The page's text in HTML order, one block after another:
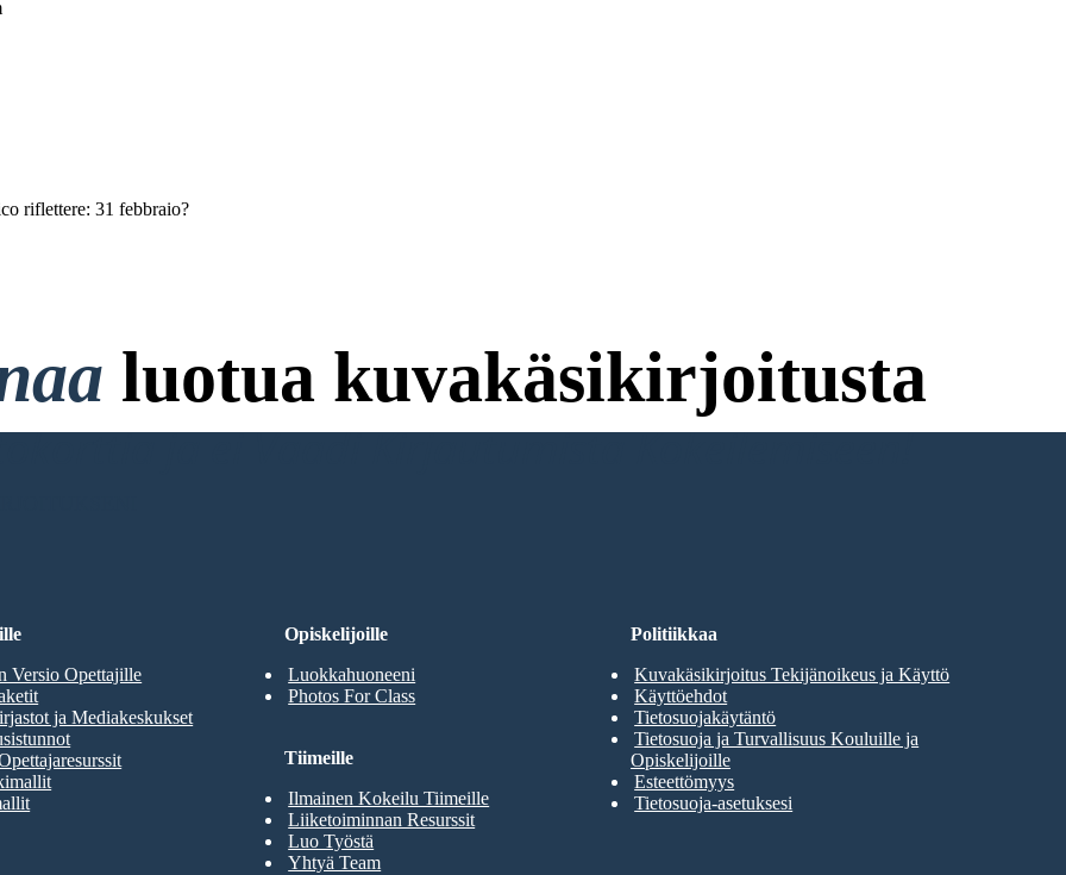
riflettere: 31 febbraio?
luotua kuvakäsikirjoitusta
ja ei Vaadi Kirjautumista Kokeilemiseen!
Opiskelijoille
Luokkahuoneeni
Photos For Class
Versio Opettajille
ja Mediakeskukset
Tiimeille
Ilmainen Kokeilu Tiimeille
Liiketoiminnan Resurssit
Luo Työstä
Yhtyä Team
Politiikkaa
Kuvakäsikirjoitus Tekijänoikeus ja Käyttö
Käyttöehdot
Tietosuojakäytäntö
Tietosuoja ja Turvallisuus Kouluille ja
Opiskelijoille
Esteettömyys
Tietosuoja-asetuksesi